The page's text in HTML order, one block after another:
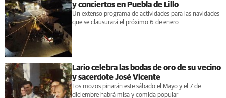
y conciertos en Puebla de Lillo
Un extenso programa de actividades para las navidades
que se clausurará el próximo 6 de enero
Lario celebra las bodas de oro de su vecino
y sacerdote José Vicente
Los mozos pinarán este sábado el Mayo y el 7 de
diciembre habrá misa y comida popular